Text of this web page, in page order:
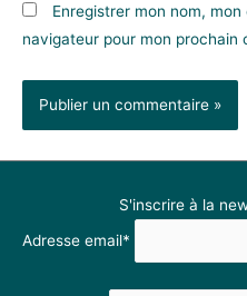
Enregistrer mon nom,
navigateur pour mon prochain
S'inscrire à la
Adresse email*